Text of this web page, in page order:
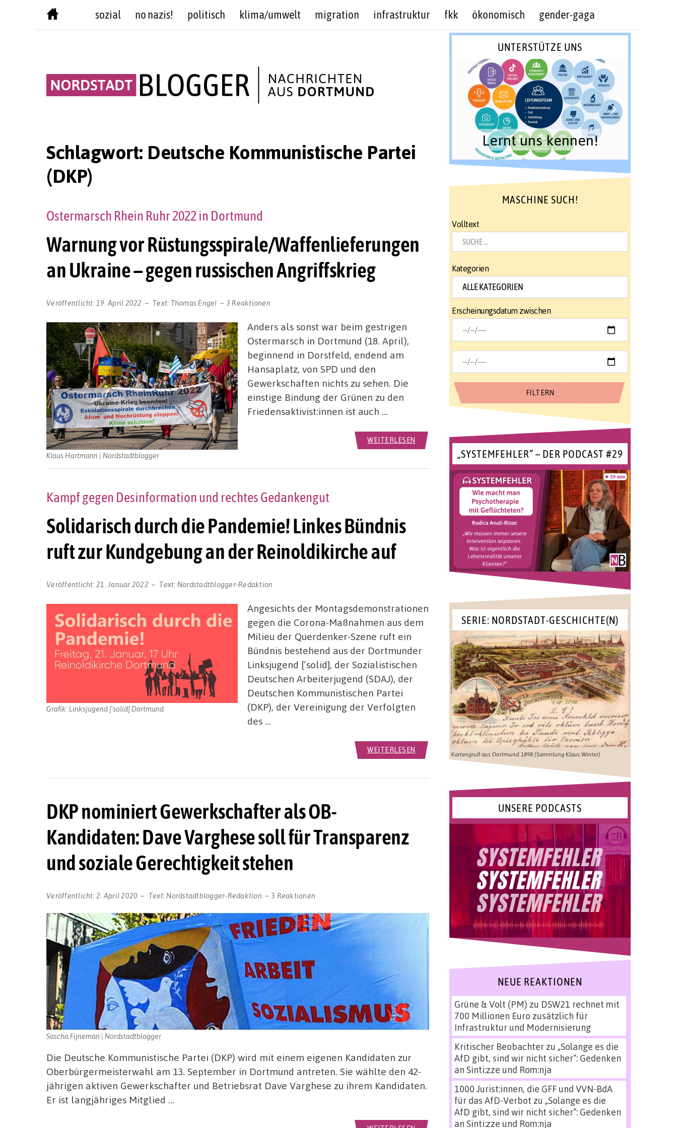
sozial no nazis! politisch klima/umwelt migration infrastruktur fkk ökonomisch gender-gaga
Schlagwort: Deutsche Kommunistische Partei
(DKP)
Warnung vor Rüstungsspirale/Waffenlieferungen
an Ukraine – gegen russischen Angriffskrieg
Ostermarsch Rhein Ruhr 2022 in Dortmund
Veröffentlicht: 19. April 2022 Text: Thomas Engel 3 Reaktionen
Klaus Hartmann | Nordstadtblogger
Anders als sonst war beim gestrigen
Ostermarsch in Dortmund (18. April),
beginnend in Dorstfeld, endend am
Hansaplatz, von SPD und den
Gewerkschaften nichts zu sehen. Die
einstige Bindung der Grünen zu den
Friedensaktivist:innen ist auch …
WEITERLESEN
Solidarisch durch die Pandemie! Linkes Bündnis
ruft zur Kundgebung an der Reinoldikirche auf
Kampf gegen Desinformation und rechtes Gedankengut
Veröffentlicht:21. Januar 2022 Text: Nordstadtblogger-Redaktion
Grafik: Linksjugend ['solid] Dortmund
Angesichts der Montagsdemonstrationen
gegen die Corona-Maßnahmen aus dem
Milieu der Querdenker-Szene ruft ein
Bündnis bestehend aus der Dortmunder
Linksjugend [’solid], der Sozialistischen
Deutschen Arbeiterjugend (SDAJ), der
Deutschen Kommunistischen Partei
(DKP), der Vereinigung der Verfolgten
des …
WEITERLESEN
DKP nominiert Gewerkschafter als OB-
Kandidaten: Dave Varghese soll für Transparenz
und soziale Gerechtigkeit stehen
Veröffentlicht:2. April 2020 Text: Nordstadtblogger-Redaktion 3 Reaktionen
Sascha Fijneman | Nordstadtblogger
Die Deutsche Kommunistische Partei (DKP) wird mit einem eigenen Kandidaten zur
Oberbürgermeisterwahl am 13. September in Dortmund antreten. Sie wählte den 42-
jährigen aktiven Gewerkschafter und Betriebsrat Dave Varghese zu ihrem Kandidaten.
Er ist langjähriges Mitglied …
UNTERSTÜTZE UNS
Lernt uns kennen!
MASCHINE SUCH!
Volltext
Kategorien
Erscheinungsdatum zwischen
„SYSTEMFEHLER“ – DER PODCAST #29
SERIE: NORDSTADT-GESCHICHTE(N)
Kartengruß aus Dortmund 1898 (Sammlung Klaus Winter)
UNSERE PODCASTS
NEUE REAKTIONEN
Grüne & Volt (PM) zu DSW21 rechnet mit
700 Millionen Euro zusätzlich für
Infrastruktur und Modernisierung
Kritischer Beobachterzu „Solange es die
AfD gibt, sind wir nicht sicher“: Gedenken
an Sinti:zze und Rom:nja
1000 Jurist:innen, die GFF und VVN-BdA
für das AfD-Verbot zu „Solange es die
AfD gibt, sind wir nicht sicher“: Gedenken
an Sinti:zze und Rom:nja